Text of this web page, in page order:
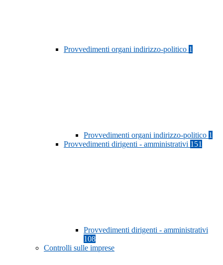
Provvedimenti organi indirizzo-politico 1
Provvedimenti organi indirizzo-politico 1
Provvedimenti dirigenti - amministrativi 151
Provvedimenti dirigenti - amministrativi
108
Controlli sulle imprese